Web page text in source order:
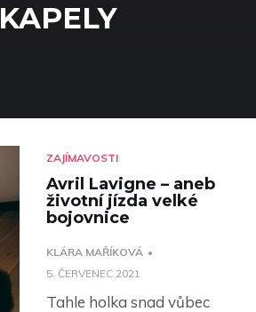
KAPELY
ZAJÍMAVOSTI
Avril Lavigne – aneb
životní jízda velké
bojovnice
KLÁRA MAŘÍKOVÁ
5. ČERVENEC 2021
Tahle holka snad vůbec